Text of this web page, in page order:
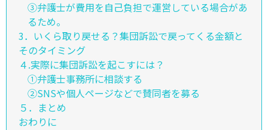
③弁護士が費用を自己負担で運営している場合があ
るため。
3．いくら取り戻せる？集団訴訟で戻ってくる金額と
そのタイミング
４.実際に集団訴訟を起こすには？
①弁護士事務所に相談する
②SNSや個人ページなどで賛同者を募る
５．まとめ
おわりに